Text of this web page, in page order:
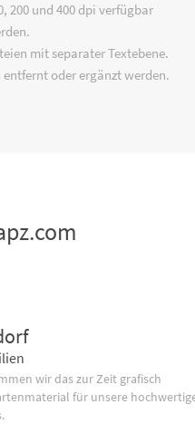
200 und 400 dpi verfügbar
mit separater Textebene.
oder ergänzt werden.
wir das zur Zeit grafisch
für unsere